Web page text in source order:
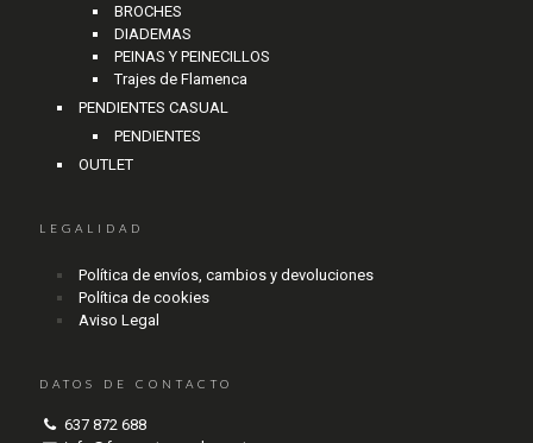
BROCHES
DIADEMAS
PEINAS Y PEINECILLOS
Trajes de Flamenca
PENDIENTES CASUAL
PENDIENTES
OUTLET
LEGALIDAD
Política de envíos, cambios y devoluciones
Política de cookies
Aviso Legal
DATOS DE CONTACTO
637 872 688